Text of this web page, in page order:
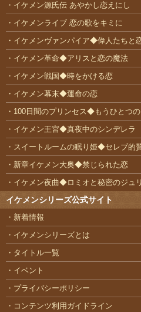
イケメン源氏伝 あやかし恋えにし
イケメンライブ 恋の歌をキミに
イケメンヴァンパイア◆偉人たちと
イケメン革命◆アリスと恋の魔法
イケメン戦国◆時をかける恋
イケメン幕末◆運命の恋
100日間のプリンセス◆もうひとつ
イケメン王宮◆真夜中のシンデレラ
スイートルームの眠り姫◆セレブ的
新章イケメン大奥◆禁じられた恋
イケメン夜曲◆ロミオと秘密のジュ
イケメンシリーズ公式サイト
新着情報
イケメンシリーズとは
タイトル一覧
イベント
プライバシーポリシー
コンテンツ利用ガイドライン